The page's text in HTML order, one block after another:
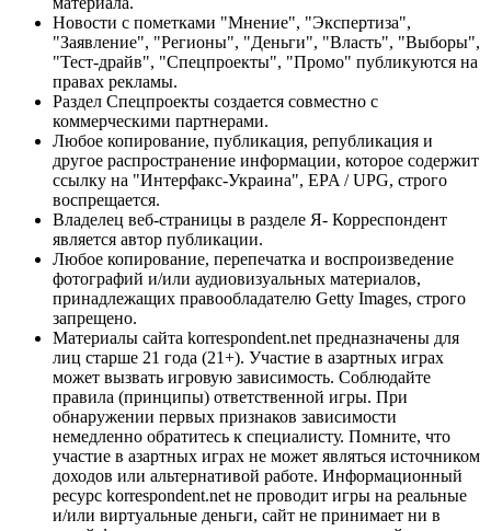
Новости с пометками "Мнение", "Экспертиза",
"Заявление", "Регионы", "Деньги", "Власть", "Выборы",
"Тест-драйв", "Спецпроекты", "Промо" публикуются на
правах рекламы.
Раздел Спецпроекты создается совместно с
коммерческими партнерами.
Любое копирование, публикация, републикация и
другое распространение информации, которое содержит
ссылку на "Интерфакс-Украина", EPA / UPG, строго
воспрещается.
Владелец веб-страницы в разделе Я- Корреспондент
является автор публикации.
Любое копирование, перепечатка и воспроизведение
фотографий и/или аудиовизуальных материалов,
принадлежащих правообладателю Getty Images, строго
запрещено.
Материалы сайта korrespondent.net предназначены для
лиц старше 21 года (21+). Участие в азартных играх
может вызвать игровую зависимость. Соблюдайте
правила (принципы) ответственной игры. При
обнаружении первых признаков зависимости
немедленно обратитесь к специалисту. Помните, что
участие в азартных играх не может являться источником
доходов или альтернативой работе. Информационный
ресурс korrespondent.net не проводит игры на реальные
и/или виртуальные деньги, сайт не принимает ни в